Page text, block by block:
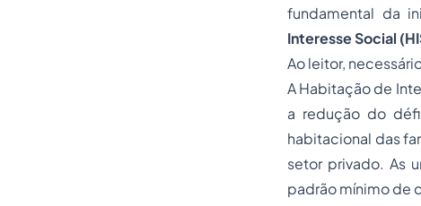
fundamental da
Interesse Social
Ao leitor,
A Habitação de
a redução do
habitacional das
setor privado. As
padrão mínimo de